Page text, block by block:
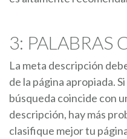
3: PALABRAS
La meta descripción
de la página apropiada.
búsqueda coincide con
descripción, hay más
clasifique mejor tu